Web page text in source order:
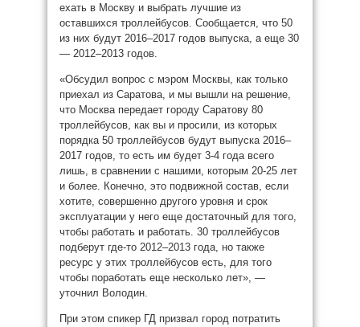
ехать в Москву и выбрать лучшие из
оставшихся троллейбусов. Сообщается, что 50
из них будут 2016–2017 годов выпуска, а еще 30
— 2012–2013 годов.
«Обсудил вопрос с мэром Москвы, как только
приехал из Саратова, и мы вышли на решение,
что Москва передает городу Саратову 80
троллейбусов, как вы и просили, из которых
порядка 50 троллейбусов будут выпуска 2016–
2017 годов, то есть им будет 3-4 года всего
лишь, в сравнении с нашими, которым 20-25 лет
и более. Конечно, это подвижной состав, если
хотите, совершенно другого уровня и срок
эксплуатации у него еще достаточный для того,
чтобы работать и работать. 30 троллейбусов
подберут где-то 2012–2013 года, но также
ресурс у этих троллейбусов есть, для того
чтобы поработать еще несколько лет», —
уточнил Володин.
При этом спикер ГД призвал город потратить